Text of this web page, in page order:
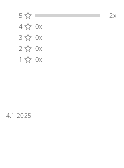
5
2x
4
0x
3
0x
2
0x
1
0x
4.1.2025